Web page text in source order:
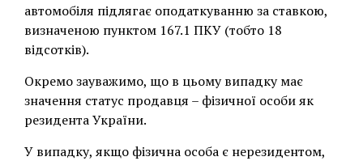
автомобіля підлягає оподаткуванню за ставкою,
визначеною пунктом 167.1 ПКУ (тобто 18
відсотків).
Окремо зауважимо, що в цьому випадку має
значення статус продавця – фізичної особи як
резидента України.
У випадку, якщо фізична особа є нерезидентом,